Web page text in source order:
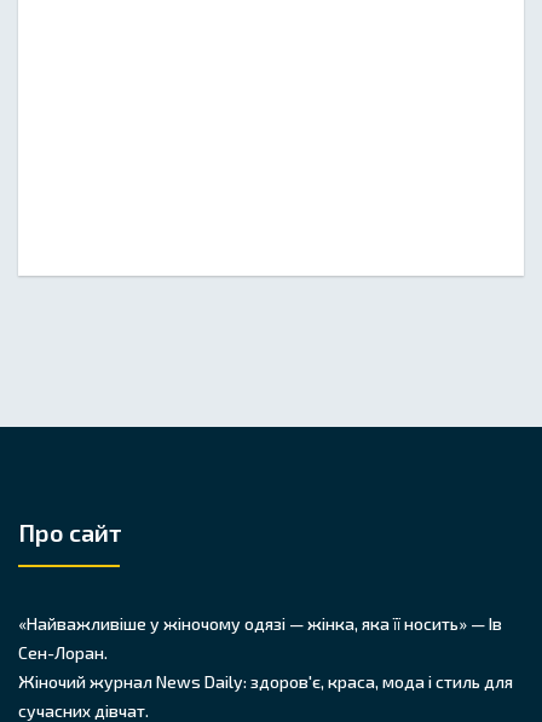
Про сайт
«Найважливіше у жіночому одязі — жінка, яка її носить» — Ів
Сен-Лоран.
Жіночий журнал News Daily: здоров'є, краса, мода і стиль для
сучасних дівчат.